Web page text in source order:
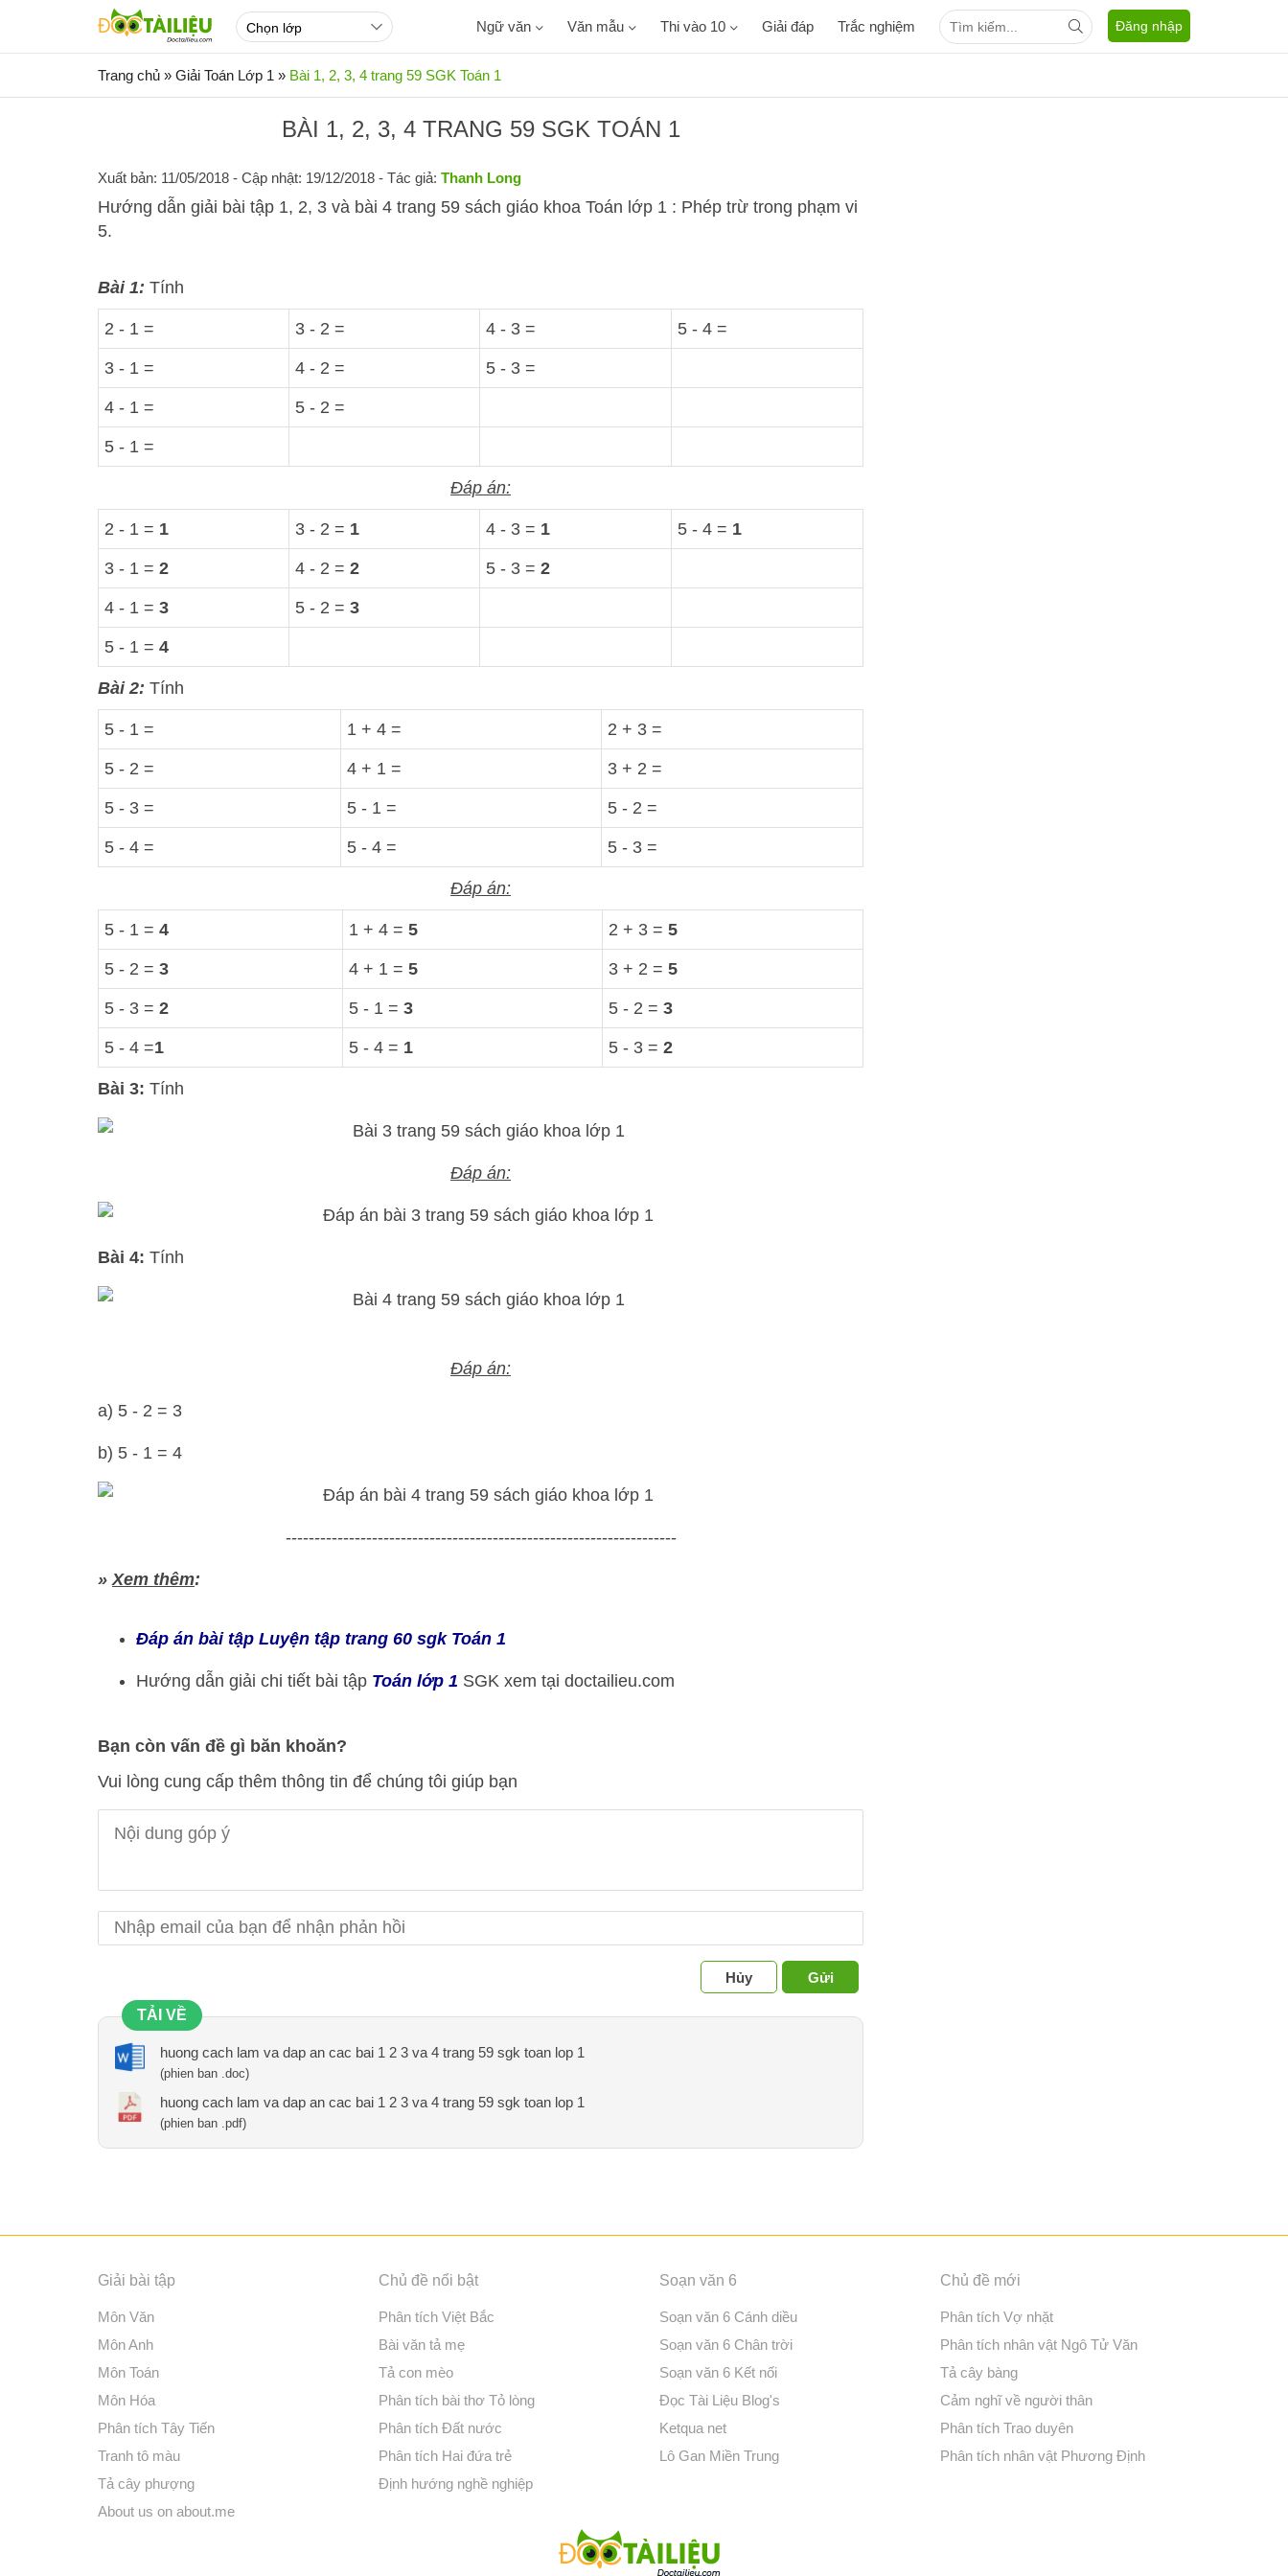
Ngữ văn Văn mẫu Thi vào 10 Giải đáp Trắc nghiệm Đăng nhập
Trang chủ » Giải Toán Lớp 1 » Bài 1, 2, 3, 4 trang 59 SGK Toán 1
BÀI 1, 2, 3, 4 TRANG 59 SGK TOÁN 1
Xuất bản: 11/05/2018 - Cập nhật: 19/12/2018 - Tác giả: Thanh Long
Hướng dẫn giải bài tập 1, 2, 3 và bài 4 trang 59 sách giáo khoa Toán lớp 1 : Phép trừ trong phạm vi
5.
Bài 1: Tính
2 - 1 = 3 - 2 = 4 - 3 = 5 - 4 =
3 - 1 = 4 - 2 = 5 - 3 =
4 - 1 = 5 - 2 =
5 - 1 =
Đáp án:
2 - 1 = 1 3 - 2 = 1 4 - 3 = 1 5 - 4 = 1
3 - 1 = 2 4 - 2 = 2 5 - 3 = 2
4 - 1 = 3 5 - 2 = 3
5 - 1 = 4
Bài 2: Tính
5 - 1 = 1 + 4 = 2 + 3 =
5 - 2 = 4 + 1 = 3 + 2 =
5 - 3 = 5 - 1 = 5 - 2 =
5 - 4 = 5 - 4 = 5 - 3 =
Đáp án:
5 - 1 = 4 1 + 4 = 5 2 + 3 = 5
5 - 2 = 3 4 + 1 = 5 3 + 2 = 5
5 - 3 = 2 5 - 1 = 3 5 - 2 = 3
5 - 4 =1 5 - 4 = 1 5 - 3 = 2
Bài 3: Tính
Đáp án:
Bài 4: Tính
Đáp án:
a) 5 - 2 = 3
b) 5 - 1 = 4
--------------------------------------------------------------------
»Xem thêm:
Đáp án bài tập Luyện tập trang 60 sgk Toán 1
Hướng dẫn giải chi tiết bài tập Toán lớp 1 SGK xem tại doctailieu.com
Bạn còn vấn đề gì băn khoăn?
Vui lòng cung cấp thêm thông tin để chúng tôi giúp bạn
Hủy Gửi
TẢI VỀ
huong cach lam va dap an cac bai 1 2 3 va 4 trang 59 sgk toan lop 1
(phien ban .doc)
huong cach lam va dap an cac bai 1 2 3 va 4 trang 59 sgk toan lop 1
(phien ban .pdf)
Giải bài tập
Môn Văn
Môn Anh
Môn Toán
Môn Hóa
Phân tích Tây Tiến
Tranh tô màu
Tả cây phượng
About us on about.me
Chủ đề nổi bật
Phân tích Việt Bắc
Bài văn tả mẹ
Tả con mèo
Phân tích bài thơ Tỏ lòng
Phân tích Đất nước
Phân tích Hai đứa trẻ
Định hướng nghề nghiệp
Soạn văn 6
Soạn văn 6 Cánh diều
Soạn văn 6 Chân trời
Soạn văn 6 Kết nối
Đọc Tài Liệu Blog's
Ketqua net
Lô Gan Miền Trung
Chủ đề mới
Phân tích Vợ nhặt
Phân tích nhân vật Ngô Tử Văn
Tả cây bàng
Cảm nghĩ về người thân
Phân tích Trao duyên
Phân tích nhân vật Phương Định